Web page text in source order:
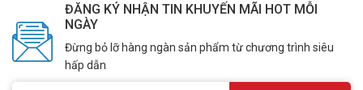
ĐĂNG KÝ NHẬN TIN KHUYẾN MÃI HOT MỖI
NGÀY
Đừng bỏ lỡ hàng ngàn sản phẩm từ chương trình siêu
hấp dẫn